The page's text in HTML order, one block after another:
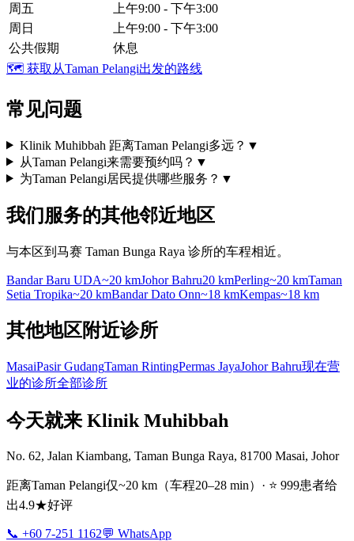
周五
上午9:00 - 下午3:00
周日
上午9:00 - 下午3:00
公共假期
休息
🗺️ 获取从Taman Pelangi出发的路线
常见问题
Klinik Muhibbah 距离Taman Pelangi多远？ ▼
从Taman Pelangi来需要预约吗？ ▼
为Taman Pelangi居民提供哪些服务？ ▼
我们服务的其他邻近地区
与本区到马赛 Taman Bunga Raya 诊所的车程相近。
Bandar Baru UDA~20 kmJohor Bahru20 kmPerling~20 kmTaman
Setia Tropika~20 kmBandar Dato Onn~18 kmKempas~18 km
其他地区附近诊所
MasaiPasir GudangTaman RintingPermas JayaJohor Bahru现在营
业的诊所全部诊所
今天就来 Klinik Muhibbah
No. 62, Jalan Kiambang, Taman Bunga Raya, 81700 Masai, Johor
距离Taman Pelangi仅~20 km（车程20–28 min）· ⭐ 999患者给
出4.9★好评
📞 +60 7-251 1162💬 WhatsApp